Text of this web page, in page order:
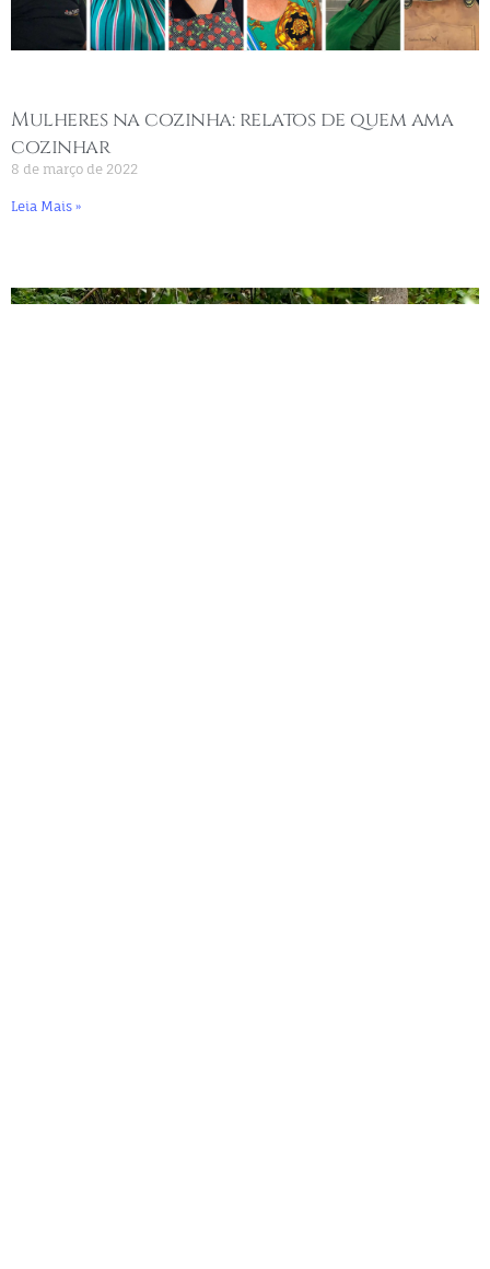
Mulheres na cozinha: relatos de quem ama
cozinhar
8 de março de 2022
Leia Mais »